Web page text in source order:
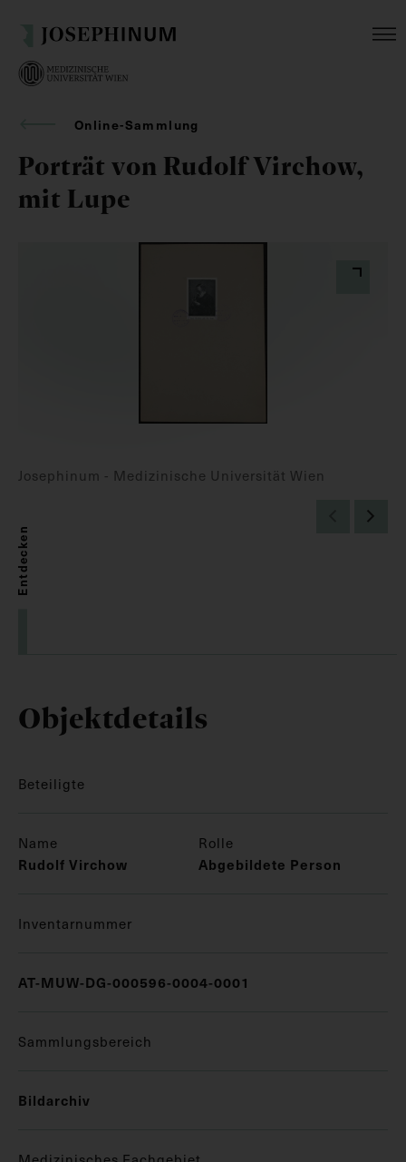
Online-Sammlung
Porträt von Rudolf Virchow,
mit Lupe
Josephinum - Medizinische Universität Wien
Entdecken
Objektdetails
Beteiligte
Name Rolle
Rudolf Virchow Abgebildete Person
Inventarnummer
AT-MUW-DG-000596-0004-0001
Sammlungsbereich
Bildarchiv